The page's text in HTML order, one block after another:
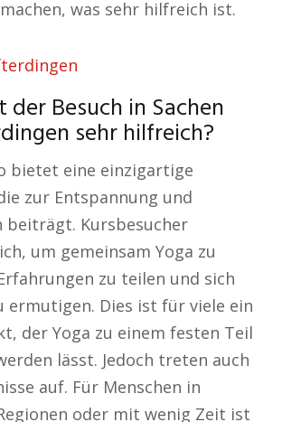
was sehr hilfreich ist.
der Besuch in Sachen
sehr hilfreich?
bietet eine einzigartige
zur Entspannung und
beiträgt. Kursbesucher
um gemeinsam Yoga zu
zu teilen und sich
ermutigen. Dies ist für viele ein
der Yoga zu einem festen Teil
lässt. Jedoch treten auch
auf. Für Menschen in
oder mit wenig Zeit ist